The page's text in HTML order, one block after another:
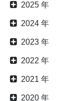
2025 年
2024 年
2023 年
2022 年
2021 年
2020 年